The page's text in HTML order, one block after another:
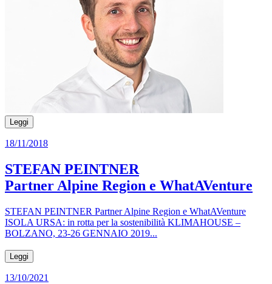
Leggi
18/11/2018
STEFAN PEINTNER
Partner Alpine Region e WhatAVenture
STEFAN PEINTNER Partner Alpine Region e WhatAVenture
ISOLA URSA: in rotta per la sostenibilità KLIMAHOUSE –
BOLZANO, 23-26 GENNAIO 2019...
Leggi
13/10/2021